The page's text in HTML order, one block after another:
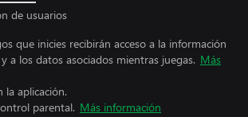
de usuarios
que inicies recibirán acceso a la información
a los datos asociados mientras juegas. Más
la aplicación.
parental. Más información